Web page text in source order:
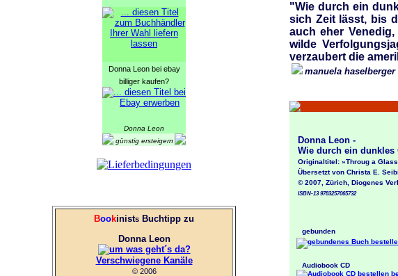
Donna Leon bei ebay
billiger kaufen?
Donna Leon
günstig ersteigern
Bookinists Buchtipp zu
Donna Leon
Verschwiegene Kanäle
© 2006
"Wie durch ein
sich Zeit lässt, bis
auch eher
wilde
verzaubert die
manuela haselberger
Donna Leon -
Wie durch ein dunkles
Originaltitel: »Throug a
Übersetzt von Christa E.
© 2007, Zürich, Diogenes
ISBN-13 9783257065732
gebunden
Audiobook CD